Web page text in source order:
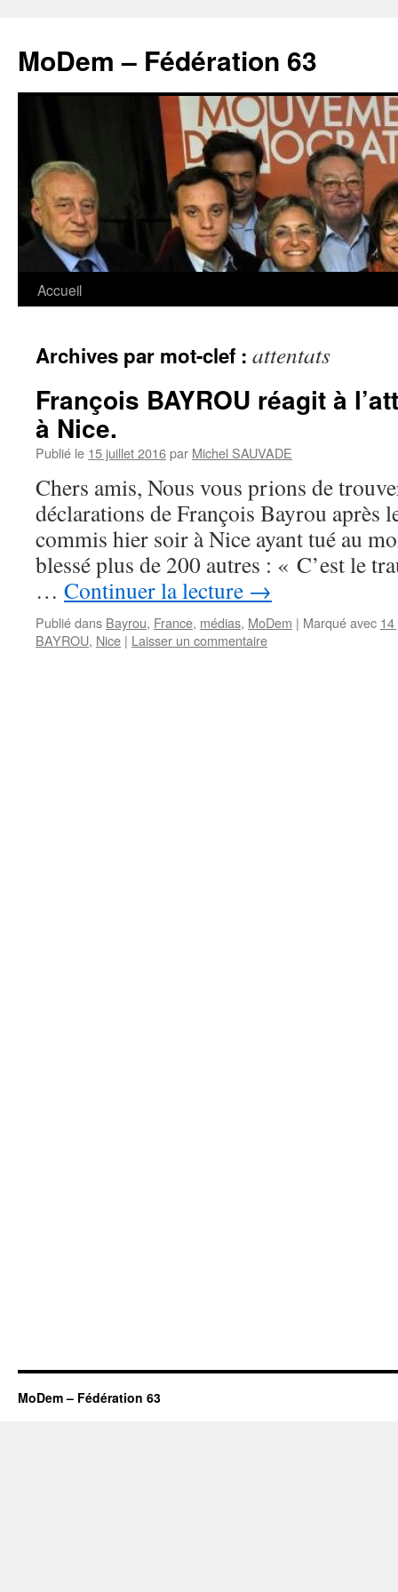
MoDem – Fédération 63
Aller
contenu
Accueil
Archives par mot-clef : attentats
François BAYROU réagit à
à Nice.
Publié le 15 juillet 2016par Michel SAUVADE
Chers amis, Nous vous prions de
déclarations de François Bayrou après
commis hier soir à Nice ayant tué au
blessé plus de 200 autres : « C’est le
… Continuer la lecture →
Publié dans Bayrou, France, médias, MoDem | Marqué avec
BAYROU, Nice | Laisser un commentaire
MoDem – Fédération 63